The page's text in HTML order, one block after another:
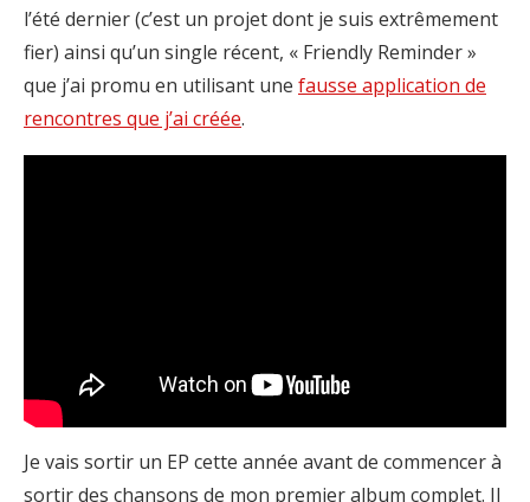
l’été dernier (c’est un projet dont je suis extrêmement
fier) ainsi qu’un single récent, « Friendly Reminder »
que j’ai promu en utilisant une fausse application de
rencontres que j’ai créée.
Je vais sortir un EP cette année avant de commencer à
sortir des chansons de mon premier album complet. Il